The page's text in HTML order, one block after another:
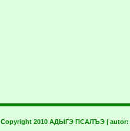
Copyright 2010 АДЫГЭ ПСАЛЪЭ | autor: